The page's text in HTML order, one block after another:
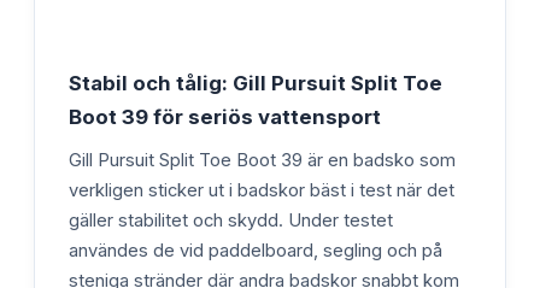
Stabil och tålig: Gill Pursuit Split Toe
Boot 39 för seriös vattensport
Gill Pursuit Split Toe Boot 39 är en badsko som
verkligen sticker ut i badskor bäst i test när det
gäller stabilitet och skydd. Under testet
användes de vid paddelboard, segling och på
steniga stränder där andra badskor snabbt kom